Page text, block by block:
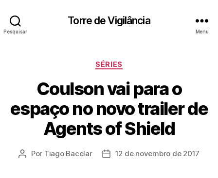
Pesquisar
Torre de Vigilância
Menu
Categorias
SÉRIES
Coulson vai para o
espaço no novo trailer de
Agents of Shield
Autor
Por Tiago Bacelar
Data12 de novembro de 2017